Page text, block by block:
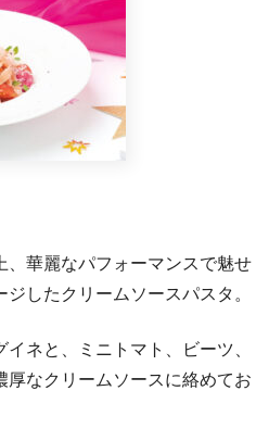
、華麗なパフォーマンスで魅せ
したクリームソースパスタ。
ネと、ミニトマト、ビーツ、
厚なクリームソースに絡めてお